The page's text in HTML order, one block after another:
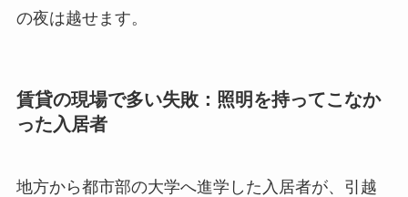
の夜は越せます。
賃貸の現場で多い失敗：照明を持ってこなか
った入居者
地方から都市部の大学へ進学した入居者が、引越